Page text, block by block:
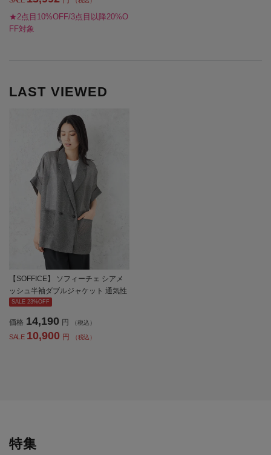
★2点目10%OFF/3点目以降20%O
FF対象
LAST VIEWED
【SOFFICE】 ソフィーチェ シアメ
ッシュ半袖ダブルジャケット 通気性
春夏
SALE 23%OFF
価格 14,190 円 （税込）
SALE 10,900 円 （税込）
特集